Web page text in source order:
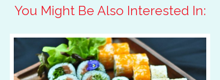
You Might Be Also Interested In: